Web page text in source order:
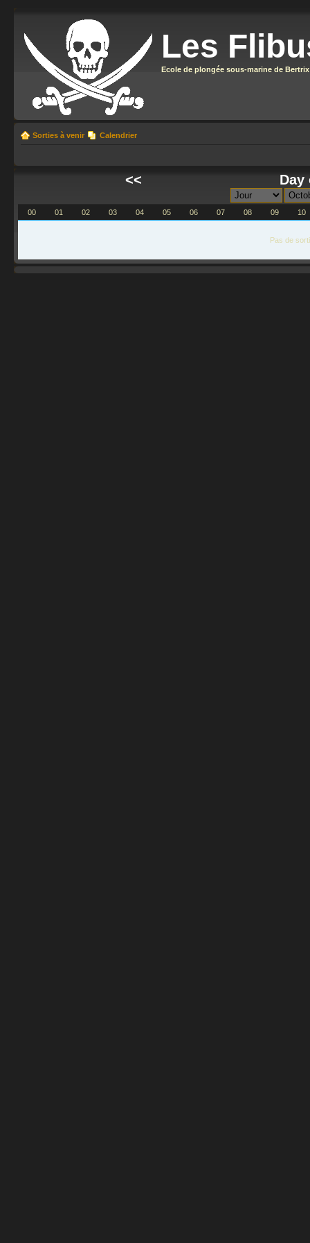
Les
Ecole de plongée sous-marine de Bertrix
Sorties à venir Calendrier
<< Day
00 01 02 03 04 05 06 07 08 09 10
Pas de